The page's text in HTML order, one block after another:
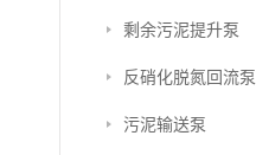
剩余污泥提升泵
反硝化脱氮回流泵
污泥输送泵